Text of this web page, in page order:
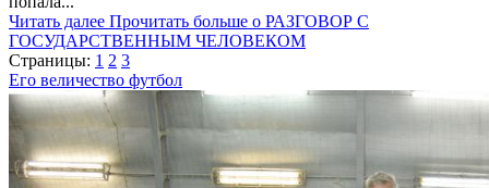
Читать далее Прочитать больше о РАЗГОВОР С
ГОСУДАРСТВЕННЫМ ЧЕЛОВЕКОМ
Страницы: 1 2 3
Его величество футбол